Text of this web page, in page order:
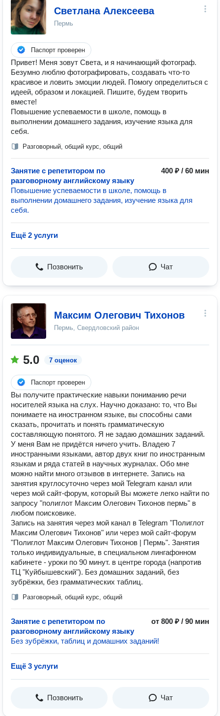
Светлана Алексеева
Пермь
Паспорт проверен
Привет! Меня зовут Света, и я начинающий фотограф.
Безумно люблю фотографировать, создавать что-то
красивое и ловить эмоции людей. Помогу определиться с
идеей, образом и локацией. Пишите, будем творить
вместе!
Повышение успеваемости в школе, помощь в
выполнении домашнего задания, изучение языка для
себя.
Разговорный, общий курс, общий
Занятие с репетитором по
разговорному английскому языку
400 ₽ / 60 мин
Повышение успеваемости в школе, помощь в
выполнении домашнего задания, изучение языка для
себя.
Ещё 2 услуги
Позвонить Чат
Максим Олегович Тихонов
Пермь, Свердловский район
5.0 7 оценок
Паспорт проверен
Вы получите практические навыки пониманию речи
носителей языка на слух. Научно доказано: то, что Вы
понимаете на иностранном языке, вы способны сами
сказать, прочитать и понять грамматическую
составляющую понятого. Я не задаю домашних заданий.
У меня Вам не придётся ничего учить. Владею 7
иностранными языками, автор двух книг по иностранным
языкам и ряда статей в научных журналах. Обо мне
можно найти много отзывов в интернете. Запись на
занятия круглосуточно через мой Telegram канал или
через мой сайт-форум, который Вы можете легко найти по
запросу "полиглот Максим Олегович Тихонов пермь" в
любом поисковике.
Запись на занятия через мой канал в Telegram "Полиглот
Максим Олегович Тихонов" или через мой сайт-форум
"Полиглот Максим Олегович Тихонов | Пермь". Занятия
только индивидуальные, в специальном лингафонном
кабинете - уроки по 90 минут. в центре города (напротив
ТЦ "Куйбышевский"). Без домашних заданий, без
зубрёжки, без грамматических таблиц.
Разговорный, общий курс, общий
Занятие с репетитором по
разговорному английскому языку
от 800 ₽ / 90 мин
Бeз зyбрёжки, таблиц и домашних заданий!
Ещё 3 услуги
Позвонить Чат